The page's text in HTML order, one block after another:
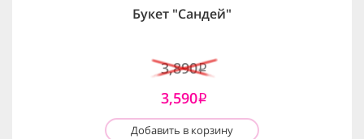
Букет "Сандей"
3,890i
3,590i
Добавить в корзину